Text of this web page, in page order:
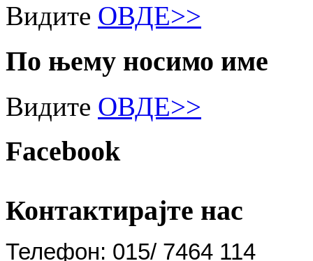
Видите ОВДЕ>>
По њему носимо име
Видите ОВДЕ>>
Facebook
Контактирајте нас
Телефон: 015/ 7464 114